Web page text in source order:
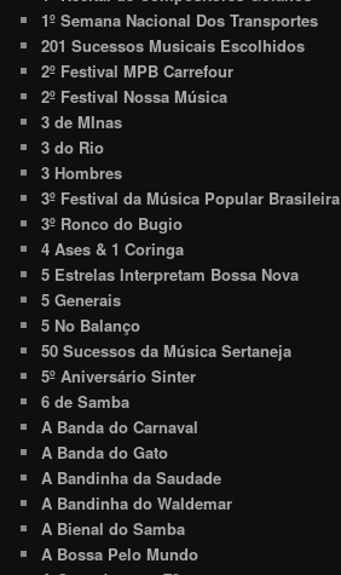
1º Semana Nacional Dos Transportes
201 Sucessos Musicais Escolhidos
2º Festival MPB Carrefour
2º Festival Nossa Música
3 de MInas
3 do Rio
3 Hombres
3º Festival da Música Popular Brasileira
3º Ronco do Bugio
4 Ases & 1 Coringa
5 Estrelas Interpretam Bossa Nova
5 Generais
5 No Balanço
50 Sucessos da Música Sertaneja
5º Aniversário Sinter
6 de Samba
A Banda do Carnaval
A Banda do Gato
A Bandinha da Saudade
A Bandinha do Waldemar
A Bienal do Samba
A Bossa Pelo Mundo